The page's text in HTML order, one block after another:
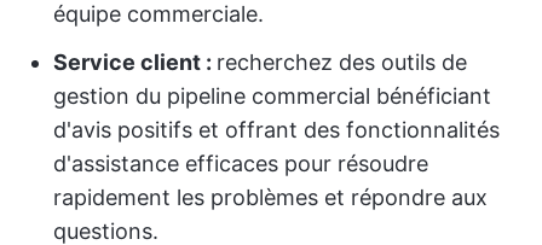
équipe commerciale.
Service client : recherchez des outils de
gestion du pipeline commercial bénéficiant
d'avis positifs et offrant des fonctionnalités
d'assistance efficaces pour résoudre
rapidement les problèmes et répondre aux
questions.